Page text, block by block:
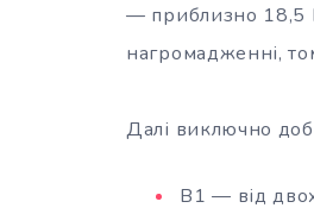
— приблизно 18,5
нагромадженні,
Далі виключно
В1 — від